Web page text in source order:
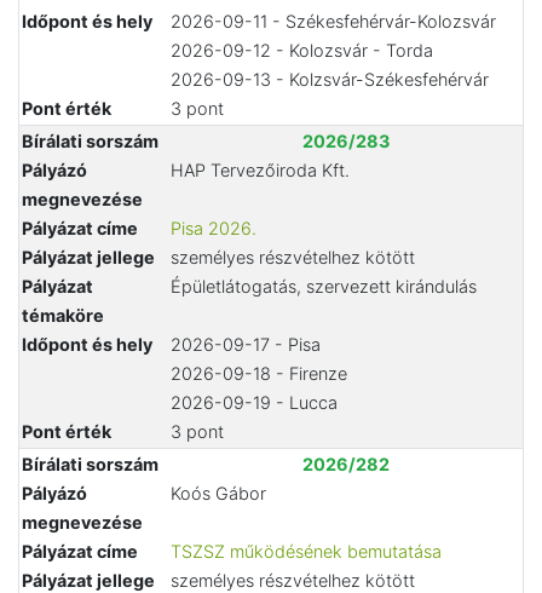
Időpont és hely
2026-09-11 - Székesfehérvár-Kolozsvár
2026-09-12 - Kolozsvár - Torda
2026-09-13 - Kolzsvár-Székesfehérvár
Pont érték
3 pont
Bírálati sorszám
2026/283
Pályázó
megnevezése
HAP Tervezőiroda Kft.
Pályázat címe
Pisa 2026.
Pályázat jellege
személyes részvételhez kötött
Pályázat
témaköre
Épületlátogatás, szervezett kirándulás
Időpont és hely
2026-09-17 - Pisa
2026-09-18 - Firenze
2026-09-19 - Lucca
Pont érték
3 pont
Bírálati sorszám
2026/282
Pályázó
megnevezése
Koós Gábor
Pályázat címe
TSZSZ működésének bemutatása
Pályázat jellege
személyes részvételhez kötött